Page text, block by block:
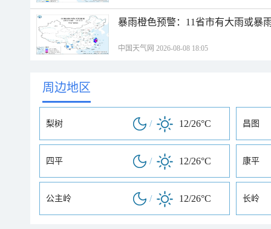
暴雨橙色预警：11省市有大雨或暴
中国天气网 2026-08-08 18:05
周边地区
梨树 / 12/26°C 昌图
四平 / 12/26°C 康平
公主岭 / 12/26°C 长岭